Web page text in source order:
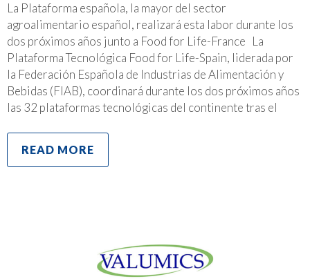
La Plataforma española, la mayor del sector
agroalimentario español, realizará esta labor durante los
dos próximos años junto a Food for Life-France La
Plataforma Tecnológica Food for Life-Spain, liderada por
la Federación Española de Industrias de Alimentación y
Bebidas (FIAB), coordinará durante los dos próximos años
las 32 plataformas tecnológicas del continente tras el
READ MORE